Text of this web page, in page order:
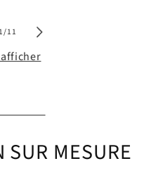
1/de
11
SUR MESURE